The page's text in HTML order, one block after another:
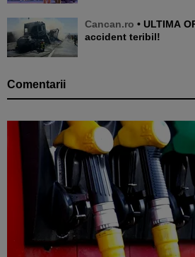
Cancan.ro • ULTIMA ORĂ! A murit într-un
accident teribil!
Comentarii